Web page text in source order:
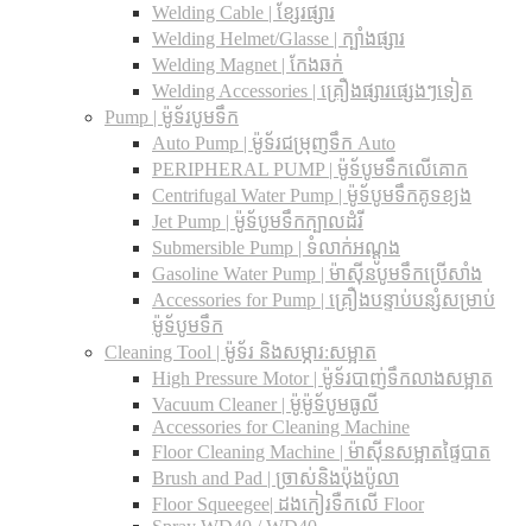
Welding Cable | ខ្សែរផ្សារ
Welding Helmet/Glasse | ក្បាំងផ្សារ
Welding Magnet | កែងឆក់
Welding Accessories | គ្រឿងផ្សារផ្សេងៗទៀត
Pump | ម៉ូទ័របូមទឹក
Auto Pump | ម៉ូទ័រជម្រុញទឹក Auto
PERIPHERAL PUMP | ម៉ូទ័បូមទឹកលើគោក
Centrifugal Water Pump | ម៉ូទ័បូមទឹកគូទខ្យង
Jet Pump | ម៉ូទ័បូមទឹកក្បាលដំរី
Submersible Pump | ទំលាក់អណ្តូង
Gasoline Water Pump | ម៉ាស៊ីនបូមទឹកប្រើសាំង
Accessories for Pump | គ្រឿងបន្ទាប់បន្សំសម្រាប់
ម៉ូទ័បូមទឹក
Cleaning Tool | ម៉ូទ័រ និងសម្ភារ:សម្អាត
High Pressure Motor | ម៉ូទ័របាញ់ទឹកលាងសម្អាត
Vacuum Cleaner | ម៉ូម៉ូទ័បូមធូលី
Accessories for Cleaning Machine
Floor Cleaning Machine | ម៉ាស៊ីនសម្អាតផ្ទៃបាត
Brush and Pad | ច្រាស់និងប៉ុងប៉ូលា
Floor Squeegee| ដងកៀរទឺកលើ Floor